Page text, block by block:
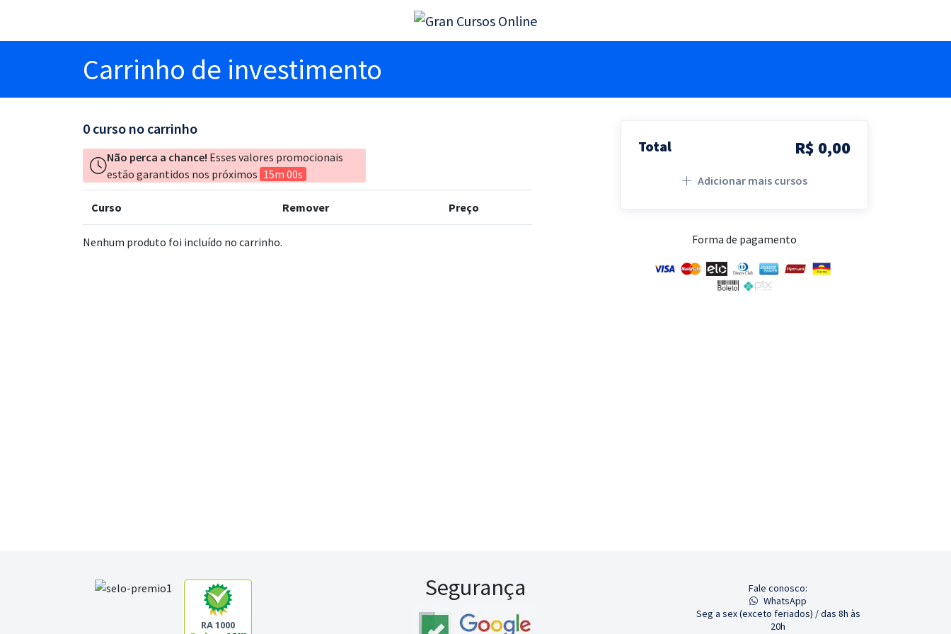
Carrinho de investimento
0 curso no carrinho
Não perca a chance! Esses valores promocionais
estão garantidos nos próximos 15m 00s
Curso Remover Preço
Nenhum produto foi incluído no carrinho.
Total R$ 0,00
Adicionar mais cursos
Forma de pagamento
RA 1000
Segurança
Fale conosco:
WhatsApp
Seg a sex (exceto feriados) / das 8h às
20h